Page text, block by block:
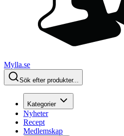
Mylla.se
Sök efter produkter...
Kategorier
Nyheter
Recept
Medlemskap